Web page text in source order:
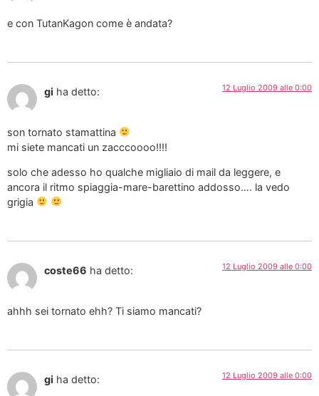
e con TutanKagon come è andata?
gi ha detto: 12 Luglio 2009 alle 0:00
son tornato stamattina
mi siete mancati un zacccoooo!!!!
solo che adesso ho qualche migliaio di mail da leggere, e
ancora il ritmo spiaggia-mare-barettino addosso…. la vedo
grigia
coste66 ha detto: 12 Luglio 2009 alle 0:00
ahhh sei tornato ehh? Ti siamo mancati?
gi ha detto: 12 Luglio 2009 alle 0:00